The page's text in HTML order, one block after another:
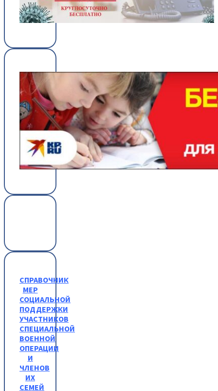
СПРАВОЧНИК
МЕР
СОЦИАЛЬНОЙ
ПОДДЕРЖКИ
УЧАСТНИКОВ
СПЕЦИАЛЬНОЙ
ВОЕННОЙ
ОПЕРАЦИИ
И
ЧЛЕНОВ
ИХ
СЕМЕЙ